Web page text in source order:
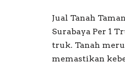
Jual Tanah
Surabaya Per 1
truk. Tanah
memastikan